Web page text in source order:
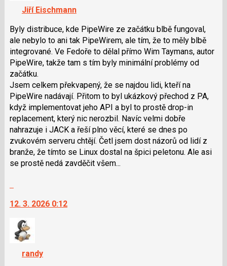
navigaci
lze
použít
i
klávesy
N
pro
následující
a
P
pro
předchozí
nový
názor
Jiří Eischmann
Byly distribuce, kde PipeWire ze začátku blbě fungoval,
ale nebylo to ani tak PipeWirem, ale tím, že to měly blbě
integrované. Ve Fedoře to dělal přímo Wim Taymans, autor
PipeWire, takže tam s tím byly minimální problémy od
začátku.
Jsem celkem překvapený, že se najdou lidi, kteří na
PipeWire nadávají. Přitom to byl ukázkový přechod z PA,
když implementovat jeho API a byl to prostě drop-in
replacement, který nic nerozbil. Navíc velmi dobře
nahrazuje i JACK a řeší plno věcí, které se dnes po
zvukovém serveru chtějí. Četl jsem dost názorů od lidí z
branže, že tímto se Linux dostal na špici peletonu. Ale asi
se prostě nedá zavděčit všem...
další
názor.
K
navigaci
lze
12. 3. 2026 0:12
randy